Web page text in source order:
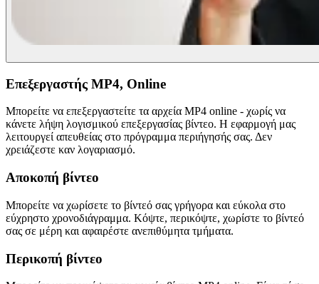
Επεξεργαστής MP4, Online
Μπορείτε να επεξεργαστείτε τα αρχεία MP4 online - χωρίς να
κάνετε λήψη λογισμικού επεξεργασίας βίντεο. Η εφαρμογή μας
λειτουργεί απευθείας στο πρόγραμμα περιήγησής σας. Δεν
χρειάζεστε καν λογαριασμό.
Αποκοπή βίντεο
Μπορείτε να χωρίσετε το βίντεό σας γρήγορα και εύκολα στο
εύχρηστο χρονοδιάγραμμα. Κόψτε, περικόψτε, χωρίστε το βίντεό
σας σε μέρη και αφαιρέστε ανεπιθύμητα τμήματα.
Περικοπή βίντεο